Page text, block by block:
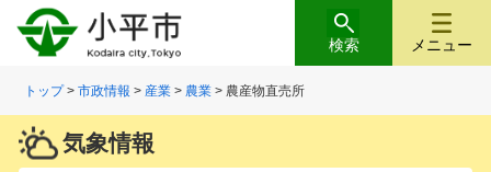
メニュー
検索
トップ>市政情報 > 産業 > 農業 > 農産物直売所
気象情報